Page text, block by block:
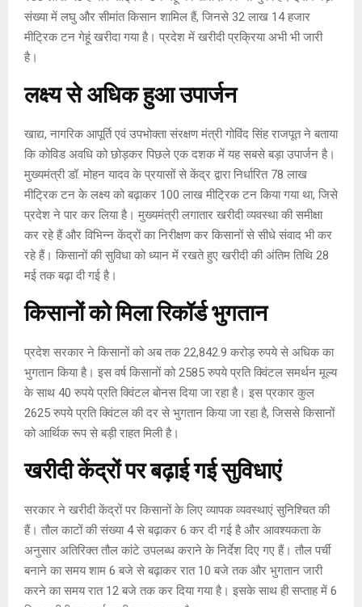
संख्या में लघु और सीमांत किसान शामिल हैं, जिनसे 32 लाख 14 हजार
मीट्रिक टन गेहूं खरीदा गया है। प्रदेश में खरीदी प्रक्रिया अभी भी जारी
है।
लक्ष्य से अधिक हुआ उपार्जन
खाद्य, नागरिक आपूर्ति एवं उपभोक्ता संरक्षण मंत्री गोविंद सिंह राजपूत ने बताया
कि कोविड अवधि को छोड़कर पिछले एक दशक में यह सबसे बड़ा उपार्जन है।
मुख्यमंत्री डॉ. मोहन यादव के प्रयासों से केंद्र द्वारा निर्धारित 78 लाख
मीट्रिक टन के लक्ष्य को बढ़ाकर 100 लाख मीट्रिक टन किया गया था, जिसे
प्रदेश ने पार कर लिया है। मुख्यमंत्री लगातार खरीदी व्यवस्था की समीक्षा
कर रहे हैं और विभिन्न केंद्रों का निरीक्षण कर किसानों से सीधे संवाद भी कर
रहे हैं। किसानों की सुविधा को ध्यान में रखते हुए खरीदी की अंतिम तिथि 28
मई तक बढ़ा दी गई है।
किसानों को मिला रिकॉर्ड भुगतान
प्रदेश सरकार ने किसानों को अब तक 22,842.9 करोड़ रुपये से अधिक का
भुगतान किया है। इस वर्ष किसानों को 2585 रुपये प्रति क्विंटल समर्थन मूल्य
के साथ 40 रुपये प्रति क्विंटल बोनस दिया जा रहा है। इस प्रकार कुल
2625 रुपये प्रति क्विंटल की दर से भुगतान किया जा रहा है, जिससे किसानों
को आर्थिक रूप से बड़ी राहत मिली है।
खरीदी केंद्रों पर बढ़ाई गई सुविधाएं
सरकार ने खरीदी केंद्रों पर किसानों के लिए व्यापक व्यवस्थाएं सुनिश्चित की
हैं। तौल काटों की संख्या 4 से बढ़ाकर 6 कर दी गई है और आवश्यकता के
अनुसार अतिरिक्त तौल कांटे उपलब्ध कराने के निर्देश दिए गए हैं। तौल पर्ची
बनाने का समय शाम 6 बजे से बढ़ाकर रात 10 बजे तक और भुगतान जारी
करने का समय रात 12 बजे तक कर दिया गया है। इसके साथ ही सप्ताह में 6